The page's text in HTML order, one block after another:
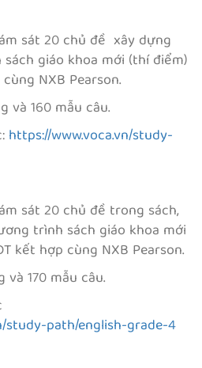
sát 20 chủ đề xây dựng
giáo khoa mới (thí điểm)
NXB Pearson.
và 160 mẫu câu.
https://www.voca.vn/study-
sát 20 chủ đề trong sách,
trình sách giáo khoa mới
kết hợp cùng NXB Pearson.
170 mẫu câu.
study-path/english-grade-4